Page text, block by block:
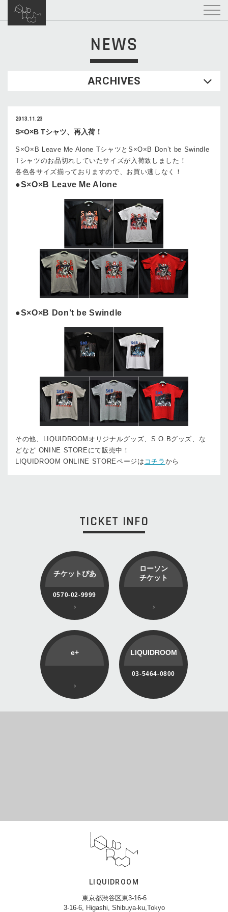
NEWS
ARCHIVES
2013.11.23
S×O×B Tシャツ、再入荷！
S×O×B Leave Me Alone TシャツとS×O×B Don’t be Swindle
Tシャツのお品切れしていたサイズが入荷致しました！
各色各サイズ揃っておりますので、お買い逃しなく！
●S×O×B Leave Me Alone
●S×O×B Don’t be Swindle
その他、LIQUIDROOMオリジナルグッズ、S.O.Bグッズ、な
どなど ONINE STOREにて販売中！
LIQUIDROOM ONLINE STOREページは コチラ から
TICKET INFO
チケットぴあ
0570-02-9999
ローソン
チケット
e+ LIQUIDROOM
03-5464-0800
LIQUIDROOM
東京都渋谷区東3-16-6
3-16-6, Higashi, Shibuya-ku,Tokyo